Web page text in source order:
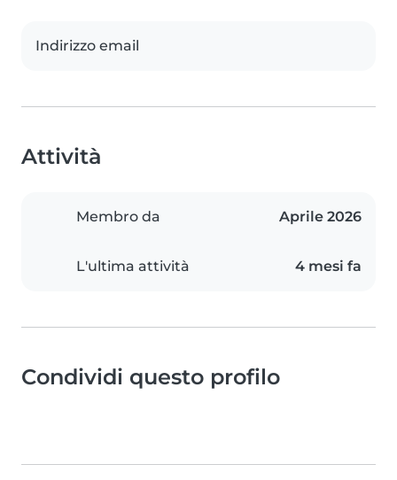
Indirizzo email
Attività
Membro da Aprile 2026
L'ultima attività 4 mesi fa
Condividi questo profilo